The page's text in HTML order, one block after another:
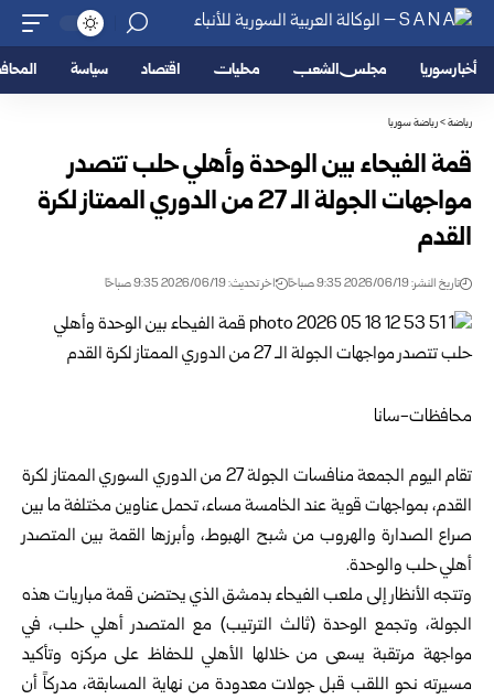
أخبار سوريا مجلس الشعب محليات اقتصاد سياسة
رياضة>رياضة سوريا
قمة الفيحاء بين الوحدة وأهلي حلب تتصدر
مواجهات الجولة الـ 27 من الدوري الممتاز ‏لكرة
القدم ‏
تاريخ النشر: 2026/06/19 9:35 صباحًا اخر تحديث: 2026/06/19 9:35 صباحًا
محافظات-سانا
تقام اليوم الجمعة منافسات الجولة 27 من الدوري السوري الممتاز لكرة
القدم، بمواجهات ‏قوية عند الخامسة مساء، تحمل عناوين مختلفة ما بين
صراع الصدارة والهروب من ‏شبح الهبوط، وأبرزها القمة بين المتصدر
أهلي حلب والوحدة.‏
وتتجه الأنظار إلى ملعب الفيحاء بدمشقالذي يحتضن قمة مباريات هذه
الجولة، وتجمع ‏الوحدة (ثالث الترتيب) مع المتصدر أهلي حلب، في
مواجهة مرتقبة يسعى من خلالها ‏الأهلي للحفاظ على مركزه وتأكيد
مسيرته نحو اللقب قبل جولات معدودة من نهاية ‏المسابقة، مدركاً أن